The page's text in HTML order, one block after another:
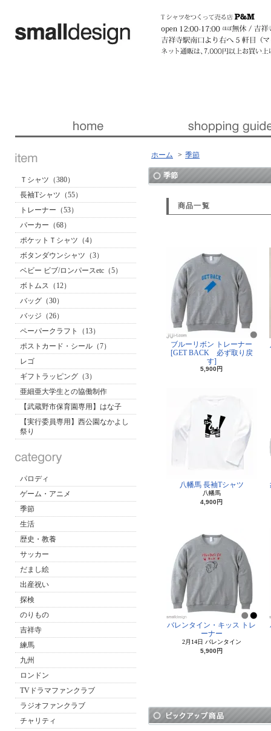
Ｔシャツ（380）
長袖Tシャツ（55）
トレーナー（53）
パーカー（68）
ポケットＴシャツ（4）
ボタンダウンシャツ（3）
ベビー ビブ/ロンパースetc（5）
ボトムス（12）
バッグ（30）
バッジ（26）
ペーパークラフト（13）
ポストカード・シール（7）
レゴ
ギフトラッピング（3）
亜細亜大学生との協働制作
【武蔵野市保育園専用】はな子
【実行委員専用】西公園なかよし
祭り
パロディ
ゲーム・アニメ
季節
生活
歴史・教養
サッカー
だまし絵
出産祝い
探検
のりもの
吉祥寺
練馬
九州
ロンドン
TVドラマファンクラブ
ラジオファンクラブ
チャリティ
ホーム > 季節
季節
商品一覧
ブルーリボン トレーナー
[GET BACK 必ず取り戻
す]
5,900円
八幡馬 長袖Tシャツ
八幡馬
4,900円
バレンタイン・キッス トレ
ーナー
2月14日 バレンタイン
5,900円